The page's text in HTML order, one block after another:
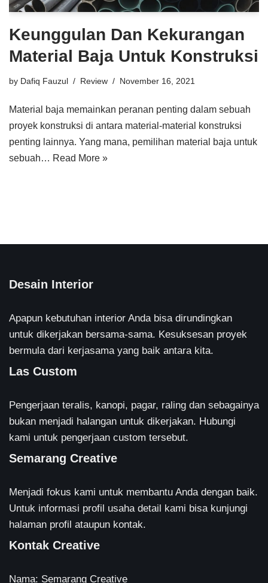
Keunggulan Dan Kekurangan
Material Baja Untuk Konstruksi
by Dafiq Fauzul Review November 16, 2021
Material baja memainkan peranan penting dalam sebuah
proyek konstruksi di antara material-material konstruksi
penting lainnya. Yang mana, pemilihan material baja untuk
sebuah… Read More »
Desain Interior
Apapun kebutuhan interior Anda bisa dirundingkan
untuk dikerjakan bersama-sama. Kesuksesan proyek
bermula dari kerjasama yang baik antara kita.
Las Custom
Pengerjaan teralis, kanopi, pagar, raling dan sebagainya
bukan menjadi halangan untuk dikerjakan. Hubungi
kami untuk pengerjaan custom tersebut.
Semarang Creative
Menjadi fokus kami untuk membantu Anda dengan baik.
Untuk informasi profil usaha detail kami bisa kunjungi
halaman profil ataupun kontak.
Kontak Creative
Nama: Semarang Creative